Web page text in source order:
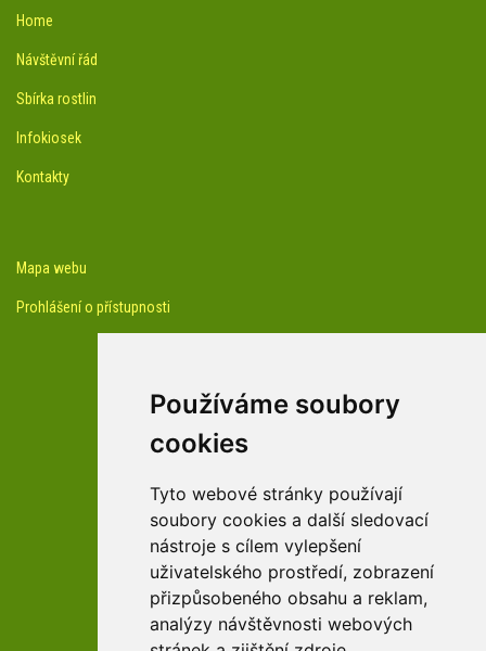
Používáme soubory
cookies
Tyto webové stránky používají
soubory cookies a další sledovací
nástroje s cílem vylepšení
uživatelského prostředí, zobrazení
přizpůsobeného obsahu a reklam,
analýzy návštěvnosti webových
Home
Návštěvní řád
Sbírka rostlin
Infokiosek
Kontakty
Mapa webu
Prohlášení o přístupnosti
Youtube kanál arboreta